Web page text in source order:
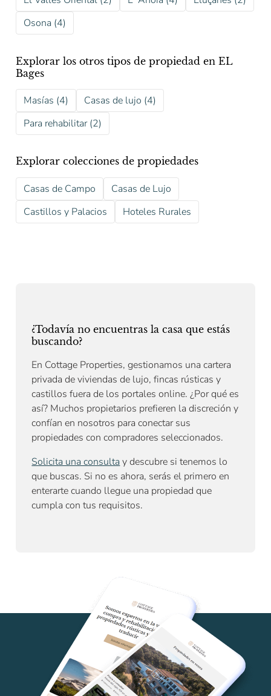
Osona (4)
Explorar los otros tipos de propiedad en EL
Bages
Masías (4)
Casas de lujo (4)
Para rehabilitar (2)
Explorar colecciones de propiedades
Casas de Campo
Casas de Lujo
Castillos y Palacios
Hoteles Rurales
¿Todavía no encuentras la casa que estás
buscando?
En Cottage Properties, gestionamos una cartera
privada de viviendas de lujo, fincas rústicas y
castillos fuera de los portales online. ¿Por qué es
así? Muchos propietarios prefieren la discreción y
confían en nosotros para conectar sus
propiedades con compradores seleccionados.
Solicita una consulta y descubre si tenemos lo
que buscas. Si no es ahora, serás el primero en
enterarte cuando llegue una propiedad que
cumpla con tus requisitos.